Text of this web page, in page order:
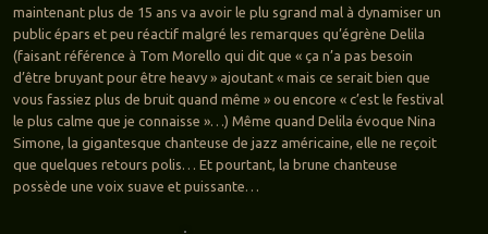
maintenant plus de 15 ans va avoir le plu sgrand mal à dynamiser un
public épars et peu réactif malgré les remarques qu’égrène Delila
(faisant référence à Tom Morello qui dit que « ça n’a pas besoin
d’être bruyant pour être heavy » ajoutant « mais ce serait bien que
vous fassiez plus de bruit quand même » ou encore « c’est le festival
le plus calme que je connaisse »…) Même quand Delila évoque Nina
Simone, la gigantesque chanteuse de jazz américaine, elle ne reçoit
que quelques retours polis… Et pourtant, la brune chanteuse
possède une voix suave et puissante…